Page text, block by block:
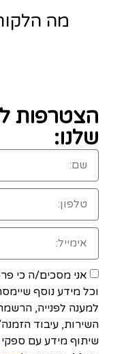
מה
הצטרפות
שלנו:
אני מסכים/ה כי
וכל מידע נוסף
למענה לפנייה,
השירות, עיבוד